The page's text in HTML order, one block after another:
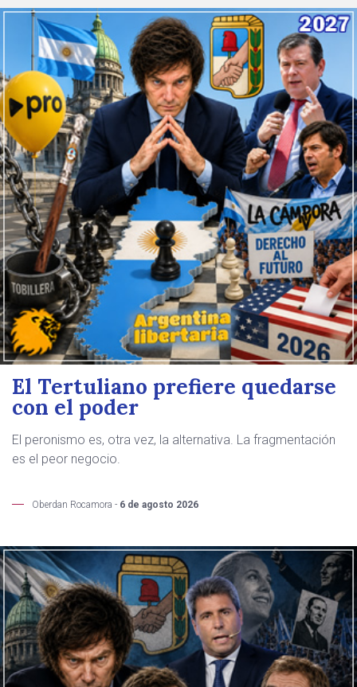
El Tertuliano prefiere quedarse
con el poder
El peronismo es, otra vez, la alternativa. La fragmentación
es el peor negocio.
Oberdan Rocamora - 6 de agosto 2026